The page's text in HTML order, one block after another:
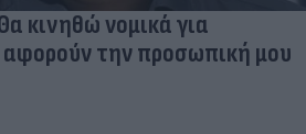
κινηθώ νομικά για
την προσωπική μου